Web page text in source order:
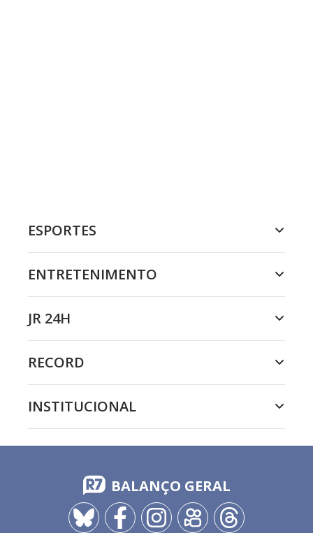
ESPORTES
ENTRETENIMENTO
JR 24H
RECORD
INSTITUCIONAL
BALANÇO GERAL